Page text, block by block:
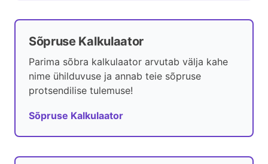
Sõpruse Kalkulaator
Parima sõbra kalkulaator arvutab välja kahe
nime ühilduvuse ja annab teie sõpruse
protsendilise tulemuse!
Sõpruse Kalkulaator